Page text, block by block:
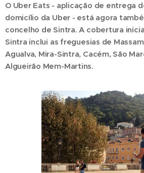
O Uber Eats - aplicação de entrega
domicílio da Uber - está agora
concelho de Sintra. A cobertura
Sintra inclui as freguesias de
Agualva, Mira-Sintra, Cacém, São
Algueirão Mem-Martins.